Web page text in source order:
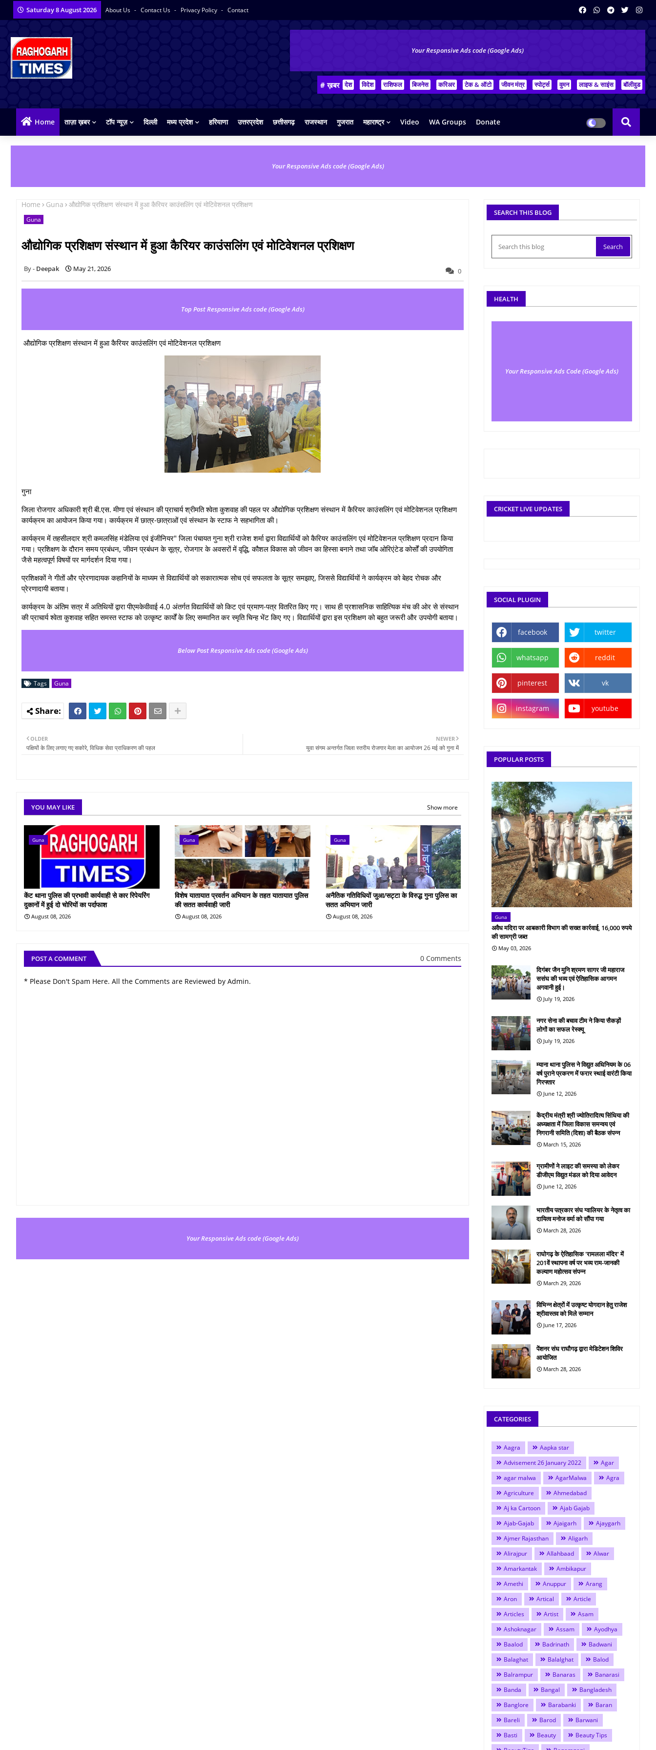
Saturday 8 August 2026 About Us Contact Us Privacy Policy Contact
Your Responsive Ads code (Google Ads)
# ख़बर देश विदेश राशिफल बिजनेस करिअर टेक & ऑटो जीवन मंत्र स्पोर्ट्स वुमन लाइफ & साइंस बॉलीवुड
Home ताज़ा ख़बर टॉप न्यूज़ दिल्ली मध्य प्रदेश हरियाणा उत्तरप्रदेश छत्तीसगढ़ राजस्थान गुजरात महाराष्ट्र Video WA Groups Donate
Your Responsive Ads code (Google Ads)
Home Guna औद्योगिक प्रशिक्षण संस्थान में हुआ कैरियर काउंसलिंग एवं मोटिवेशनल प्रशिक्षण
Guna
औद्योगिक प्रशिक्षण संस्थान में हुआ कैरियर काउंसलिंग एवं मोटिवेशनल प्रशिक्षण
Deepak May 21, 2026 0
Top Post Responsive Ads code (Google Ads)
औद्योगिक प्रशिक्षण संस्थान में हुआ कैरियर काउंसलिंग एवं मोटिवेशनल प्रशिक्षण
गुना
जिला रोजगार अधिकारी श्री बी.एस. मीणा एवं संस्थान की प्राचार्य श्रीमति श्वेता कुशवाह की पहल पर औद्योगिक प्रशिक्षण संस्थान में कैरियर काउंसलिंग एवं मोटिवेशनल प्रशिक्षण
कार्यक्रम का आयोजन किया गया। कार्यक्रम में छात्र-छात्राओं एवं संस्थान के स्टाफ ने सहभागिता की।
कार्यक्रम में तहसीलदार श्री कमलसिंह मंडेलिया एवं इंजीनियर" जिला पंचायत गुना श्री राजेश शर्मा द्वारा विद्यार्थियों को कैरियर काउंसलिंग एवं मोटिवेशनल प्रशिक्षण प्रदान किया
गया। प्रशिक्षण के दौरान समय प्रबंधन, जीवन प्रबंधन के सूत्र, रोजगार के अवसरों में वृद्धि, कौशल विकास को जीवन का हिस्सा बनाने तथा जॉब ओरिएंटेड कोर्सों की उपयोगिता
जैसे महत्वपूर्ण विषयों पर मार्गदर्शन दिया गया।
प्रशिक्षकों ने गीतों और प्रेरणादायक कहानियों के माध्यम से विद्यार्थियों को सकारात्मक सोच एवं सफलता के सूत्र समझाए, जिससे विद्यार्थियों ने कार्यक्रम को बेहद रोचक और
प्रेरणादायी बताया।
कार्यक्रम के अंतिम सत्र में अतिथियों द्वारा पीएमकेवीवाई 4.0 अंतर्गत विद्यार्थियों को किट एवं प्रमाण-पत्र वितरित किए गए। साथ ही प्रशासनिक साहित्यिक मंच की ओर से संस्थान
की प्राचार्य श्वेता कुशवाह सहित समस्त स्टाफ को उत्कृष्ट कार्यों के लिए सम्मानित कर स्मृति चिन्ह भेंट किए गए। विद्यार्थियों द्वारा इस प्रशिक्षण को बहुत जरूरी और उपयोगी बताया।
Below Post Responsive Ads code (Google Ads)
Tags Guna
NEWER
युवा संगम अन्तर्गत जिला स्तरीय रोजगार मेला का आयोजन 26 मई को गुना में
OLDER
पक्षियों के लिए लगाए गए सकोरे, विधिक सेवा प्राधिकरण की पहल
YOU MAY LIKE Show more
Guna
केंट थाना पुलिस की प्रभावी कार्यवाही से कार रिपेयरिंग
दुकानों में हुई दो चोरियों का पर्दाफाश
August 08, 2026
Guna
विशेष यातायात प्रवर्तन अभियान के तहत यातायात पुलिस
की सतत कार्यवाही जारी
August 08, 2026
Guna
अनैतिक गतिविधियों जुआ/सट्टा के विरुद्ध गुना पुलिस का
सतत अभियान जारी
August 08, 2026
POST A COMMENT 0 Comments
* Please Don't Spam Here. All the Comments are Reviewed by Admin.
Your Responsive Ads code (Google Ads)
SEARCH THIS BLOG
HEALTH
Your Responsive Ads Code (Google Ads)
CRICKET LIVE UPDATES
SOCIAL PLUGIN
facebook twitter
whatsapp reddit
pinterest vk
instagram youtube
POPULAR POSTS
Guna
अवैध मदिरा पर आबकारी विभाग की सख्त कार्रवाई, 16,000 रुपये
की सामग्री जब्त
May 03, 2026
दिगंबर जैन मुनि श्रमण सागर जी महाराज
ससंघ की भव्य एवं ऐतिहासिक आगमन
अगवानी हुई।
July 19, 2026
नगर सेना की बचाव टीम ने किया सैकड़ों
लोगों का सफल रेस्क्यू
July 19, 2026
म्याना थाना पुलिस ने विद्युत अधिनियम के 06
वर्ष पुराने प्रकरण में फरार स्थाई वारंटी किया
गिरफ्तार
June 12, 2026
केंद्रीय मंत्री श्री ज्योतिरादित्य सिंधिया की
अध्यक्षता में जिला विकास समन्वय एवं
निगरानी समिति (दिशा) की बैठक संपन्न
March 15, 2026
ग्रामीणों ने लाइट की समस्या को लेकर
डीजीएम विद्युत मंडल को दिया आवेदन
June 12, 2026
भारतीय पत्रकार संघ ग्वालियर के नेतृत्व का
दायित्व मनोज वर्मा को सौंपा गया
March 28, 2026
राघोगढ़ के ऐतिहासिक 'रामलला मंदिर' में
201वें स्थापना वर्ष पर भव्य राम-जानकी
कल्याण महोत्सव संपन्न
March 29, 2026
विभिन्न क्षेत्रों में उत्कृष्ट योगदान हेतु राजेश
श्रीवास्तव को मिले सम्मान
June 17, 2026
पेंशनर संघ राघौगढ़ द्वारा मेडिटेशन शिविर
आयोजित
March 28, 2026
CATEGORIES
Aagra
Aapka star
Advisement 26 January 2022
Agar
agar malwa
AgarMalwa
Agra
Agriculture
Ahmedabad
Aj ka Cartoon
Ajab Gajab
Ajab-Gajab
Ajaigarh
Ajaygarh
Ajmer Rajasthan
Aligarh
Alirajpur
Allahbaad
Alwar
Amarkantak
Ambikapur
Amethi
Anuppur
Arang
Aron
Artical
Article
Articles
Artist
Asam
Ashoknagar
Assam
Ayodhya
Baalod
Badrinath
Badwani
Balaghat
Balalghat
Balod
Balrampur
Banaras
Banarasi
Banda
Bangal
Bangladesh
Banglore
Barabanki
Baran
Bareli
Barod
Barwani
Basti
Beauty
Beauty Tips